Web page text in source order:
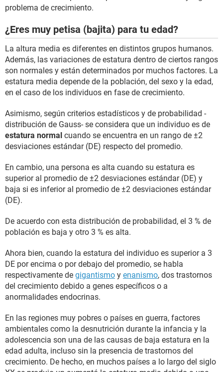
problema de crecimiento.
¿Eres muy petisa (bajita) para tu edad?
La altura media es diferentes en distintos grupos humanos.
Además, las variaciones de estatura dentro de ciertos rangos
son normales y están determinados por muchos factores. La
estatura media depende de la población, del sexo y la edad,
en el caso de los individuos en fase de crecimiento.
Asimismo, según criterios estadísticos y de probabilidad -
distribución de Gauss- se considera que un individuo es de
estatura normal cuando se encuentra en un rango de ±2
desviaciones estándar (DE) respecto del promedio.
En cambio, una persona es alta cuando su estatura es
superior al promedio de ±2 desviaciones estándar (DE) y
baja si es inferior al promedio de ±2 desviaciones estándar
(DE).
De acuerdo con esta distribución de probabilidad, el 3 % de
población es baja y otro 3 % es alta.
Ahora bien, cuando la estatura del individuo es superior a 3
DE por encima o por debajo del promedio, se habla
respectivamente de gigantismo y enanismo, dos trastornos
del crecimiento debido a genes específicos o a
anormalidades endocrinas.
En las regiones muy pobres o países en guerra, factores
ambientales como la desnutrición durante la infancia y la
adolescencia son una de las causas de baja estatura en la
edad adulta, incluso sin la presencia de trastornos del
crecimiento. De hecho, en muchos países a lo largo del siglo